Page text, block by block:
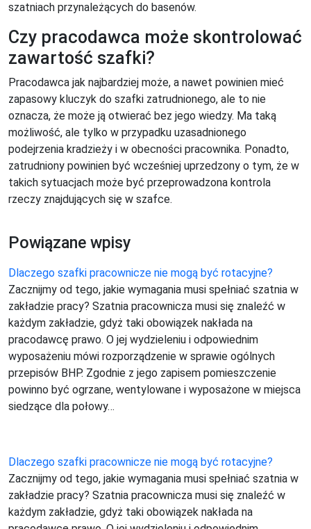
szatniach przynależących do basenów.
Czy pracodawca może skontrolować
zawartość szafki?
Pracodawca jak najbardziej może, a nawet powinien mieć
zapasowy kluczyk do szafki zatrudnionego, ale to nie
oznacza, że może ją otwierać bez jego wiedzy. Ma taką
możliwość, ale tylko w przypadku uzasadnionego
podejrzenia kradzieży i w obecności pracownika. Ponadto,
zatrudniony powinien być wcześniej uprzedzony o tym, że w
takich sytuacjach może być przeprowadzona kontrola
rzeczy znajdujących się w szafce.
Powiązane wpisy
Dlaczego szafki pracownicze nie mogą być rotacyjne?
Zacznijmy od tego, jakie wymagania musi spełniać szatnia w
zakładzie pracy? Szatnia pracownicza musi się znaleźć w
każdym zakładzie, gdyż taki obowiązek nakłada na
pracodawcę prawo. O jej wydzieleniu i odpowiednim
wyposażeniu mówi rozporządzenie w sprawie ogólnych
przepisów BHP. Zgodnie z jego zapisem pomieszczenie
powinno być ogrzane, wentylowane i wyposażone w miejsca
siedzące dla połowy…
Dlaczego szafki pracownicze nie mogą być rotacyjne?
Zacznijmy od tego, jakie wymagania musi spełniać szatnia w
zakładzie pracy? Szatnia pracownicza musi się znaleźć w
każdym zakładzie, gdyż taki obowiązek nakłada na